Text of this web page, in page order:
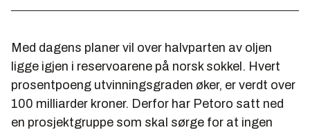
Med dagens planer vil over halvparten av oljen
ligge igjen i reservoarene på norsk sokkel. Hvert
prosentpoeng utvinningsgraden øker, er verdt over
100 milliarder kroner. Derfor har Petoro satt ned
en prosjektgruppe som skal sørge for at ingen